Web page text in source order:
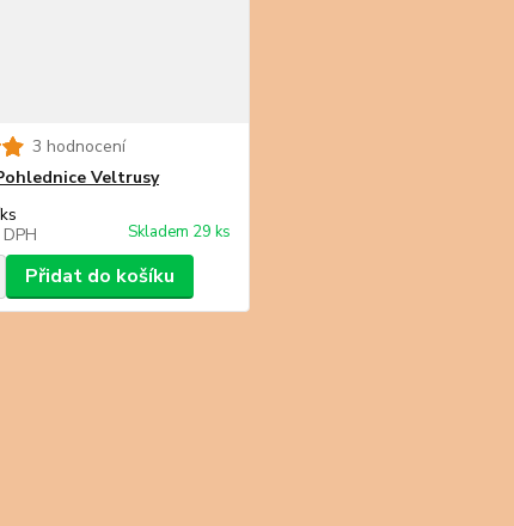
3 hodnocení
Veltrusy
ks
Skladem 29 ks
Přidat do košíku